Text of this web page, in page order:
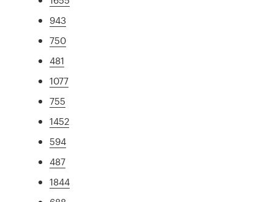
943
750
481
1077
755
1452
594
487
1844